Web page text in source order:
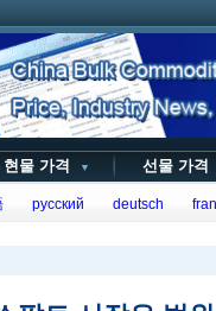
현물 가격 ▼ 선물 가
русский deutsch